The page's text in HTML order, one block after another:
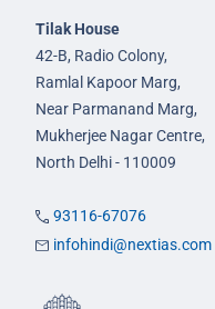
Tilak House
42-B, Radio Colony,
Ramlal Kapoor Marg,
Near Parmanand Marg,
Mukherjee Nagar Centre,
North Delhi - 110009
93116-67076
infohindi@nextias.com